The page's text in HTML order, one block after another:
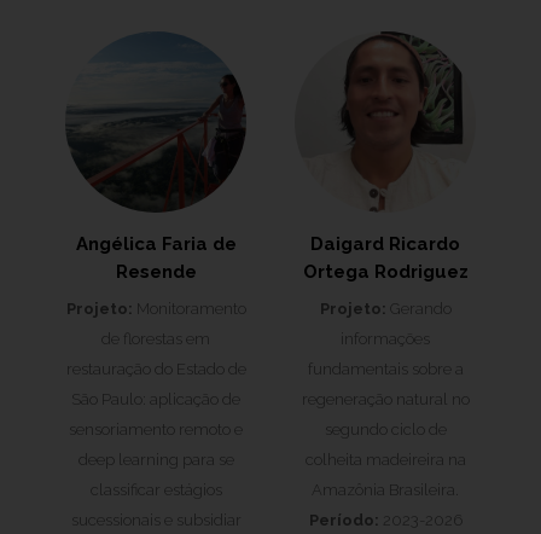
Angélica Faria de
Resende
Projeto: Monitoramento
de florestas em
restauração do Estado de
São Paulo: aplicação de
sensoriamento remoto e
deep learning para se
classificar estágios
sucessionais e subsidiar
Daigard Ricardo
Ortega Rodriguez
Projeto: Gerando
informações
fundamentais sobre a
regeneração natural no
segundo ciclo de
colheita madeireira na
Amazônia Brasileira.
Período: 2023-2026